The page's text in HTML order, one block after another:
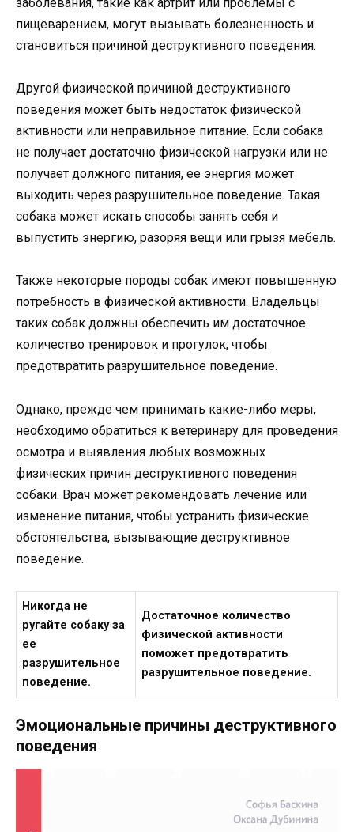
пищеварением, могут вызывать болезненность и
становиться причиной деструктивного поведения.
Другой физической причиной деструктивного
поведения может быть недостаток физической
активности или неправильное питание. Если собака
не получает достаточно физической нагрузки или не
получает должного питания, ее энергия может
выходить через разрушительное поведение. Такая
собака может искать способы занять себя и
выпустить энергию, разоряя вещи или грызя мебель.
Также некоторые породы собак имеют повышенную
потребность в физической активности. Владельцы
таких собак должны обеспечить им достаточное
количество тренировок и прогулок, чтобы
предотвратить разрушительное поведение.
Однако, прежде чем принимать какие-либо меры,
необходимо обратиться к ветеринару для проведения
осмотра и выявления любых возможных
физических причин деструктивного поведения
собаки. Врач может рекомендовать лечение или
изменение питания, чтобы устранить физические
обстоятельства, вызывающие деструктивное
поведение.
Никогда не
ругайте собаку за
ее
разрушительное
поведение.
Достаточное количество
физической активности
поможет предотвратить
разрушительное поведение.
Эмоциональные причины деструктивного
поведения